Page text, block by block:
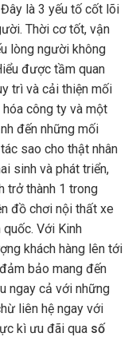
Đây là 3 yếu tố cốt lõi
Thời cơ tốt, vận
lòng người không
được tầm quan
trì và cải thiện mối
công ty và một
đến những mối
sao cho thật nhân
sinh và phát triển,
trở thành 1 trong
đồ chơi nội thất xe
Với Kinh
khách hàng lên tới
đảm bảo mang đến
ngay cả với những
liên hệ ngay với
kì ưu đãi qua số